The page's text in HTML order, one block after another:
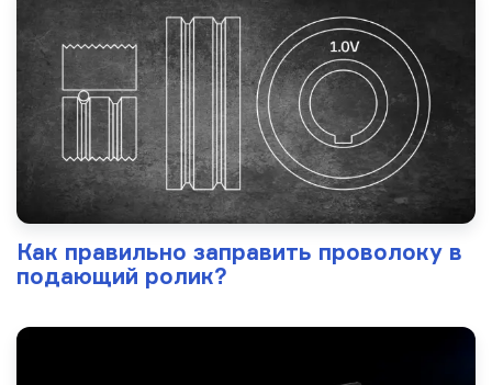
Как правильно заправить проволоку в
подающий ролик?